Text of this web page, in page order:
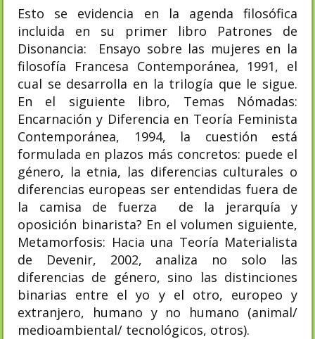
Esto se evidencia en la agenda filosófica
incluida en su primer libro Patrones de
Disonancia: Ensayo sobre las mujeres en la
filosofía Francesa Contemporánea, 1991, el
cual se desarrolla en la trilogía que le sigue.
En el siguiente libro, Temas Nómadas:
Encarnación y Diferencia en Teoría Feminista
Contemporánea, 1994, la cuestión está
formulada en plazos más concretos: puede el
género, la etnia, las diferencias culturales o
diferencias europeas ser entendidas fuera de
la camisa de fuerza de la jerarquía y
oposición binarista? En el volumen siguiente,
Metamorfosis: Hacia una Teoría Materialista
de Devenir, 2002, analiza no solo las
diferencias de género, sino las distinciones
binarias entre el yo y el otro, europeo y
extranjero, humano y no humano (animal/
medioambiental/ tecnológicos, otros).